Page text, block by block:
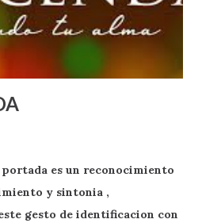
es un reconocimiento
y sintonia ,
gesto de identificacion con